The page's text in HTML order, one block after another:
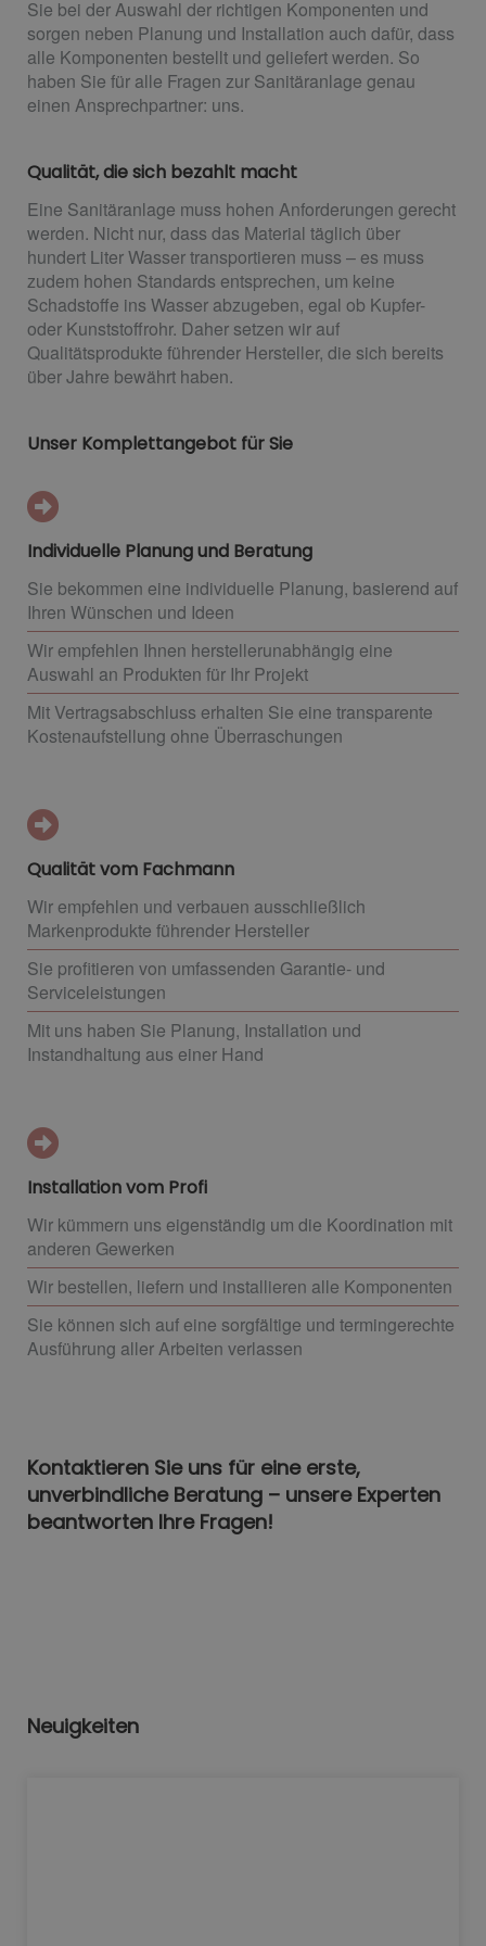
Sie bei der Auswahl der richtigen Komponenten und
sorgen neben Planung und Installation auch dafür, dass
alle Komponenten bestellt und geliefert werden. So
haben Sie für alle Fragen zur Sanitäranlage genau
einen Ansprechpartner: uns.
Qualität, die sich bezahlt macht
Eine Sanitäranlage muss hohen Anforderungen gerecht
werden. Nicht nur, dass das Material täglich über
hundert Liter Wasser transportieren muss – es muss
zudem hohen Standards entsprechen, um keine
Schadstoffe ins Wasser abzugeben, egal ob Kupfer-
oder Kunststoffrohr. Daher setzen wir auf
Qualitätsprodukte führender Hersteller, die sich bereits
über Jahre bewährt haben.
Unser Komplettangebot für Sie
Individuelle Planung und Beratung
Sie bekommen eine individuelle Planung, basierend auf
Ihren Wünschen und Ideen
Wir empfehlen Ihnen herstellerunabhängig eine
Auswahl an Produkten für Ihr Projekt
Mit Vertragsabschluss erhalten Sie eine transparente
Kostenaufstellung ohne Überraschungen
Qualität vom Fachmann
Wir empfehlen und verbauen ausschließlich
Markenprodukte führender Hersteller
Sie profitieren von umfassenden Garantie- und
Serviceleistungen
Mit uns haben Sie Planung, Installation und
Instandhaltung aus einer Hand
Installation vom Profi
Wir kümmern uns eigenständig um die Koordination mit
anderen Gewerken
Wir bestellen, liefern und installieren alle Komponenten
Sie können sich auf eine sorgfältige und termingerechte
Ausführung aller Arbeiten verlassen
Kontaktieren Sie uns für eine erste,
unverbindliche Beratung – unsere Experten
beantworten Ihre Fragen!
Neuigkeiten